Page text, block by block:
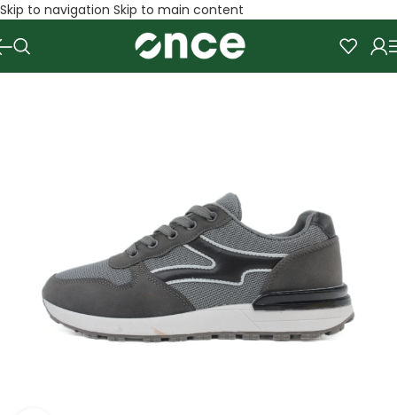
Skip to navigation Skip to main content